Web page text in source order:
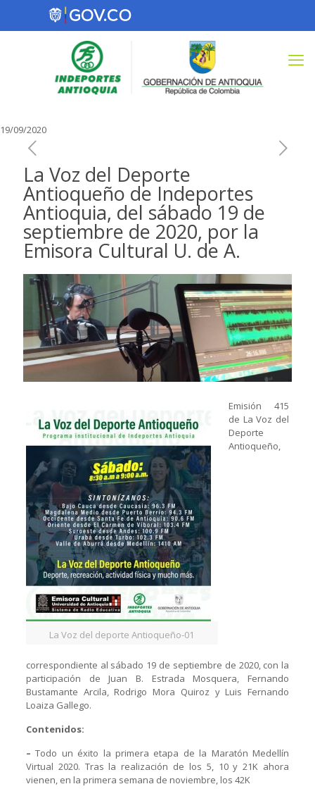
19/09/2020
La Voz del Deporte
Antioqueño de Indeportes
Antioquia, del sábado 19 de
septiembre de 2020, por la
Emisora Cultural U. de A.
La Voz del deporte Antioqueño-01
Emisión 415
de La Voz del
Deporte
Antioqueño,
correspondiente al sábado 19 de septiembre de 2020, con la
participación de Juan B. Estrada Mosquera, Fernando
Bustamante Arcila, Rodrigo Mora Quiroz y Luis Fernando
Loaiza Gallego.
Contenidos:
– Todo un éxito la primera etapa de la Maratón Medellín
Virtual 2020. Tras la realización de los 5, 10 y 21K ahora
vienen, en la primera semana de noviembre, los 42K